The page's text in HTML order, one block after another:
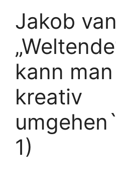
Jakob
kann
kreativ
1)